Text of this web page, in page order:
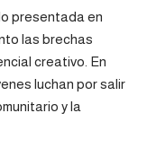
presentada en
las brechas
creativo. En
luchan por salir
y la